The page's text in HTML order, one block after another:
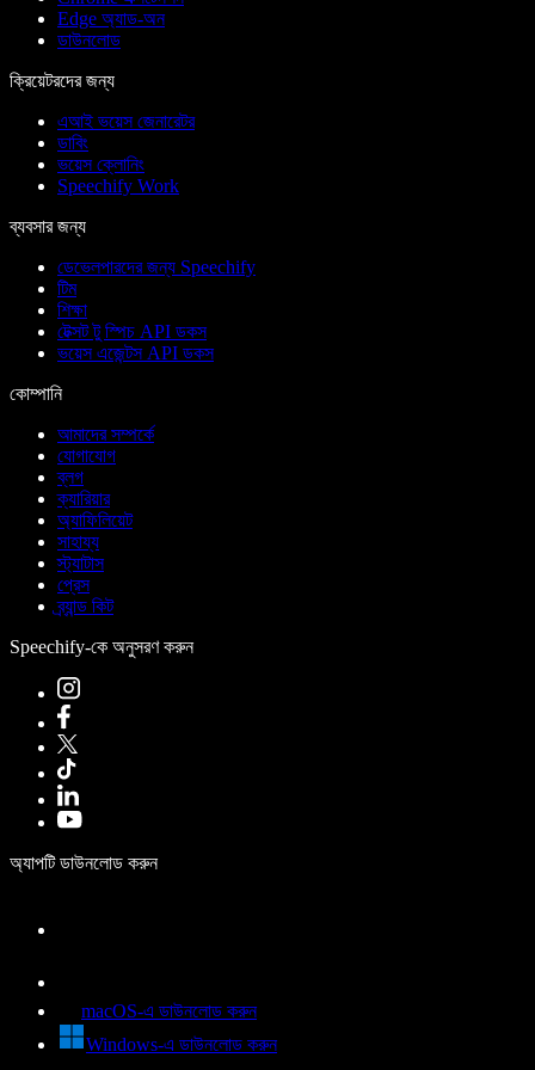
Edge অ্যাড-অন
ডাউনলোড
ক্রিয়েটরদের জন্য
এআই ভয়েস জেনারেটর
ডাবিং
ভয়েস ক্লোনিং
Speechify Work
ব্যবসার জন্য
ডেভেলপারদের জন্য Speechify
টিম
শিক্ষা
টেক্সট টু স্পিচ API ডকস
ভয়েস এজেন্টস API ডকস
কোম্পানি
আমাদের সম্পর্কে
যোগাযোগ
ব্লগ
ক্যারিয়ার
অ্যাফিলিয়েট
সাহায্য
স্ট্যাটাস
প্রেস
ব্র্যান্ড কিট
Speechify-কে অনুসরণ করুন
অ্যাপটি ডাউনলোড করুন
macOS-এ ডাউনলোড করুন
Windows-এ ডাউনলোড করুন